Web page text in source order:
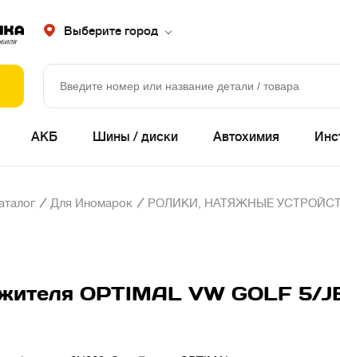
Выберите город
АКБ Шины / диски Автохимия
/ Для Иномарок / РОЛИКИ, НАТЯЖНЫЕ
OPTIMAL VW GOLF 5/